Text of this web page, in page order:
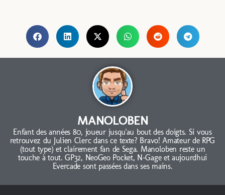
MANOLOBEN
Enfant des années 80, joueur jusqu'au bout des doigts. Si vous
retrouvez du Julien Clerc dans ce texte? Bravo! Amateur de RPG
(tout type) et clairement fan de Sega. Manoloben reste un
touche à tout. GP32, NeoGeo Pocket, N-Gage et aujourdhui
Evercade sont passées dans ses mains.